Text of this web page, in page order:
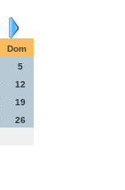
Dom
5
12
19
26